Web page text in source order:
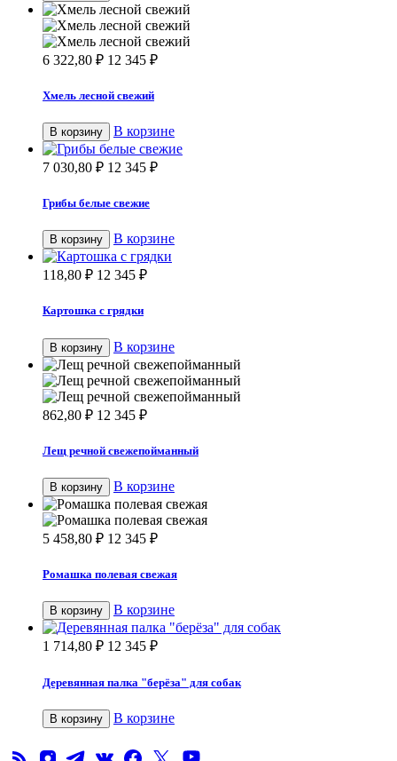
6 322,80 ₽ 12 345 ₽
Хмель лесной свежий
В корзину В корзине
7 030,80 ₽ 12 345 ₽
Грибы белые свежие
В корзину В корзине
118,80 ₽ 12 345 ₽
Картошка с грядки
В корзину В корзине
862,80 ₽ 12 345 ₽
Лещ речной свежепойманный
В корзину В корзине
5 458,80 ₽ 12 345 ₽
Ромашка полевая свежая
В корзину В корзине
1 714,80 ₽ 12 345 ₽
Деревянная палка "берёза" для собак
В корзину В корзине